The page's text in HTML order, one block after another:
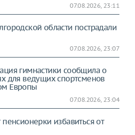
07.08.2026, 23:11
области пострадали
07.08.2026, 23:07
гимнастики сообщила о
для ведущих спортсменов
Европы
07.08.2026, 23:04
избавиться от